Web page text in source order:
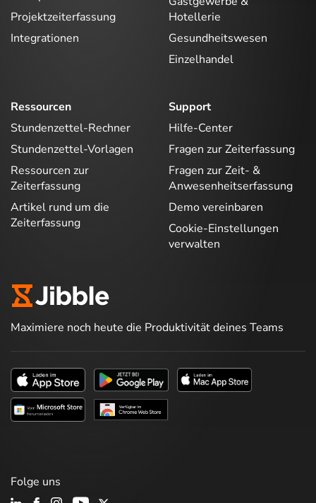
Projektzeiterfassung
Integrationen
Hotellerie
Gesundheitswesen
Einzelhandel
Ressourcen
Stundenzettel-Rechner
Stundenzettel-Vorlagen
Ressourcen zur
Zeiterfassung
Artikel rund um die
Zeiterfassung
Support
Hilfe-Center
Fragen zur Zeiterfassung
Fragen zur Zeit- &
Anwesenheitserfassung
Demo vereinbaren
Cookie-Einstellungen
verwalten
Maximiere noch heute die Produktivität deines Teams
Folge uns